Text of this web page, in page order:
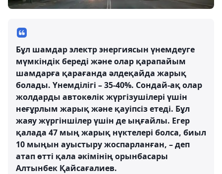
Бұл шамдар электр энергиясын үнемдеуге
мүмкіндік береді және олар қарапайым
шамдарға қарағанда әлдеқайда жарық
болады. Үнемділігі – 35-40%. Сондай-ақ олар
жолдарды автокөлік жүргізушілері үшін
неғұрлым жарық және қауіпсіз етеді. Бұл
жаяу жүргіншілер үшін де ыңғайлы. Егер
қалада 47 мың жарық нүктелері болса, биыл
10 мыңын ауыстыру жоспарланған, – деп
атап өтті қала әкімінің орынбасары
Алтынбек Қайсағалиев.